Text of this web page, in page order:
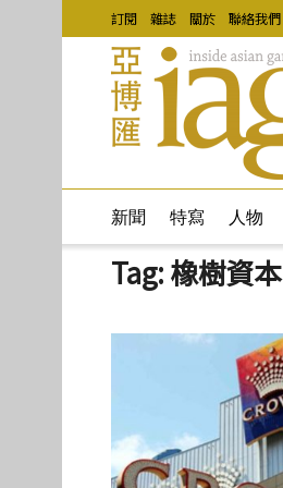
訂閱 雜誌 關於 聯絡我們
新聞 特寫 人物
Tag:橡樹資本